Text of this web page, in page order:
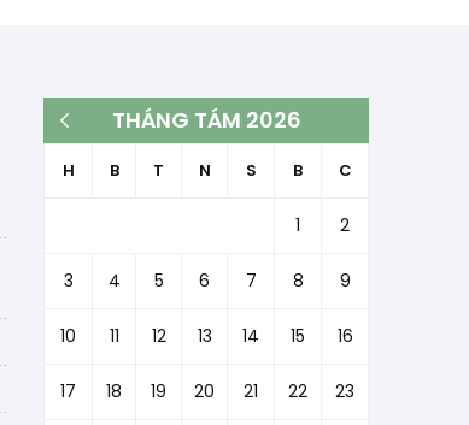
THÁNG TÁM 2026
H B T N S B C
1 2
3 4 5 6 7 8 9
10 11 12 13 14 15 16
17 18 19 20 21 22 23
« Th3